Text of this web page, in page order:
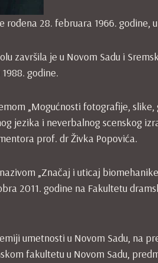
rođena 28. februara 1966. godine,
završila je u Novom Sadu i
godine.
„Mogućnosti fotografije,
jezika i neverbalnog scenskog
prof. dr Živka Popovića.
„Značaj i uticaj
2011. godine na Fakultetu
umetnosti u Novom Sadu, na
fakultetu u Novom Sadu,